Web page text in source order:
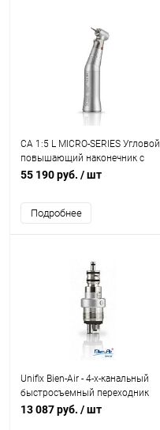
CA 1:5 L MICRO-SERIES Угловой
повышающий наконечник с
подсветкой
55 190 руб. / шт
Подробнее
Unifix Bien-Air - 4-х-канальный
быстросъемный переходник
13 087 руб. / шт